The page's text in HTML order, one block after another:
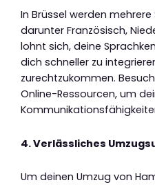
In Brüssel werden
darunter Französisch,
lohnt sich, deine
dich schneller zu
zurechtzukommen.
Online-Ressourcen, um
4. Verlässliches
Um deinen Umzug von